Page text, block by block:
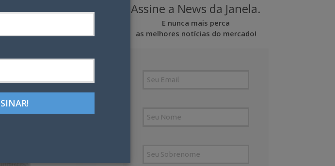
verba de R$
Pinterest
Assine a News da Janela.
E nunca mais perca
as melhores notícias do mercado!